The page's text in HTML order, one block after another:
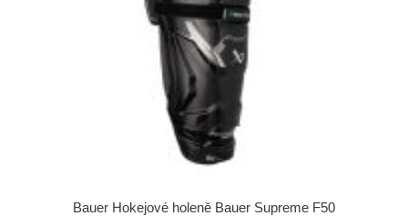
Bauer Hokejové holeně Bauer Supreme F50